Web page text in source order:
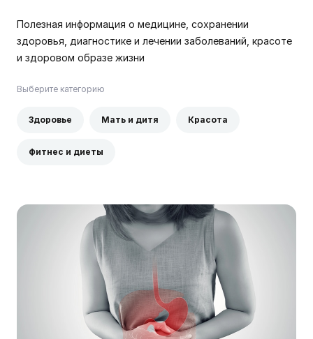
Полезная информация о медицине, сохранении
здоровья, диагностике и лечении заболеваний, красоте
и здоровом образе жизни
Выберите категорию
Здоровье Мать и дитя Красота
Фитнес и диеты